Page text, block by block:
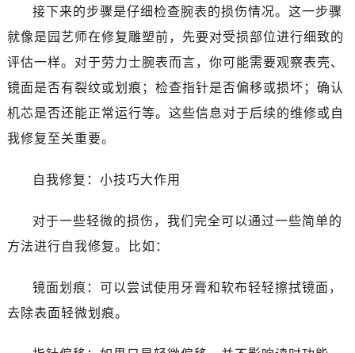
接下来的步骤是仔细检查腕表的损伤情况。这一步骤
就像是园艺师在修复雕塑前，先要对受损部位进行细致的
评估一样。对于劳力士腕表而言，你可能需要观察表壳、
镜面是否有裂纹或划痕；检查指针是否偏移或损坏；确认
机芯是否还能正常运行等。这些信息对于后续的维修或自
我修复至关重要。
自我修复：小技巧大作用
对于一些轻微的损伤，我们完全可以通过一些简单的
方法进行自我修复。比如：
镜面划痕：可以尝试使用牙膏和软布轻轻擦拭镜面，
去除表面轻微划痕。